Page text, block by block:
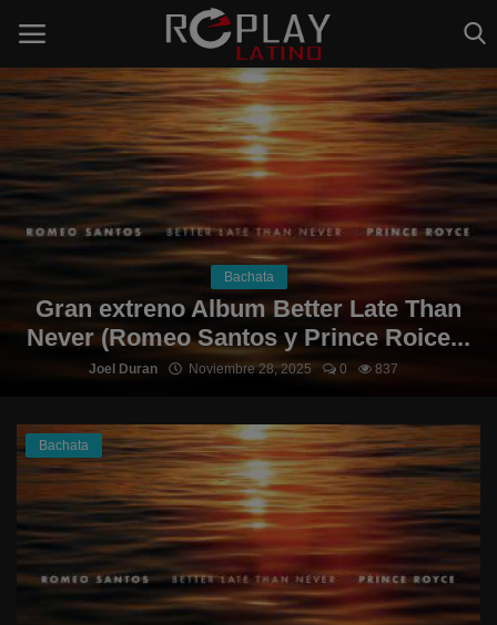
Home
Estaciones de Radio
Música Latina
Música Urbana
Acceso
Spanish
Bachata
Gran extreno Album Better Late Than
Never (Romeo Santos y Prince Roice...
Joel Duran Noviembre 28, 2025 0 837
Bachata